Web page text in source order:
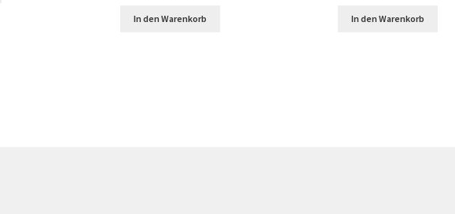
In den Warenkorb In den Warenkorb